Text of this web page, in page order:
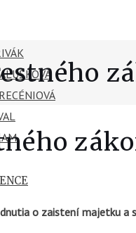
o zaistení majetku a